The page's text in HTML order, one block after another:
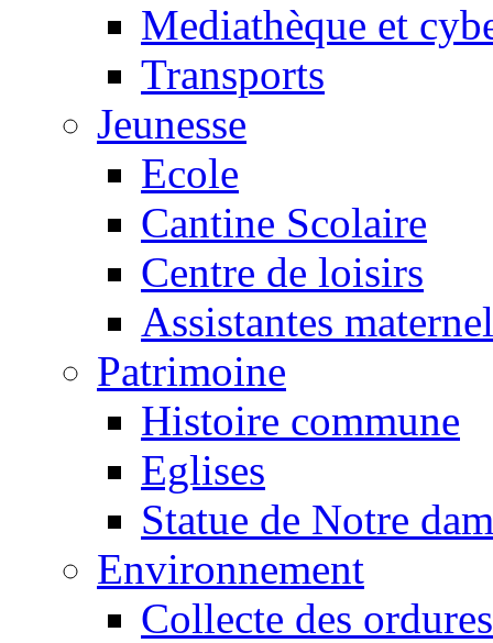
Mediathèque et
Transports
Jeunesse
Ecole
Cantine Scolaire
Centre de loisirs
Assistantes
Patrimoine
Histoire commune
Eglises
Statue de Notre
Environnement
Collecte des ordures